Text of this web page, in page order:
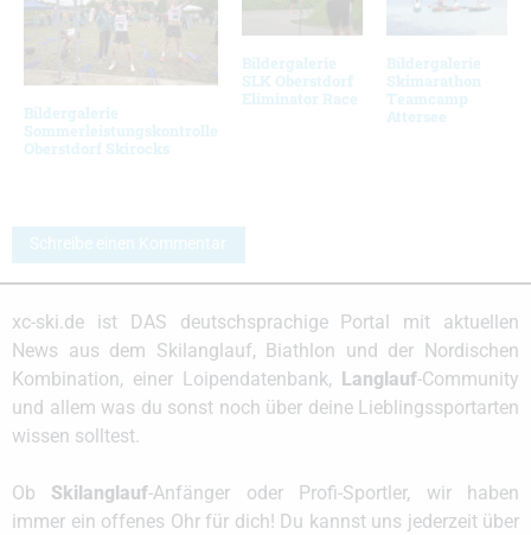
Bildergalerie
Sommerleistungskontrolle
Oberstdorf Skirocks
Bildergalerie
SLK Oberstdorf
Eliminator Race
Bildergalerie
Skimarathon
Teamcamp
Attersee
Schreibe einen Kommentar
xc-ski.de ist DAS deutschsprachige Portal mit aktuellen
News aus dem Skilanglauf, Biathlon und der Nordischen
Kombination, einer Loipendatenbank, Langlauf-Community
und allem was du sonst noch über deine Lieblingssportarten
wissen solltest.
Ob Skilanglauf-Anfänger oder Profi-Sportler, wir haben
immer ein offenes Ohr für dich! Du kannst uns jederzeit über